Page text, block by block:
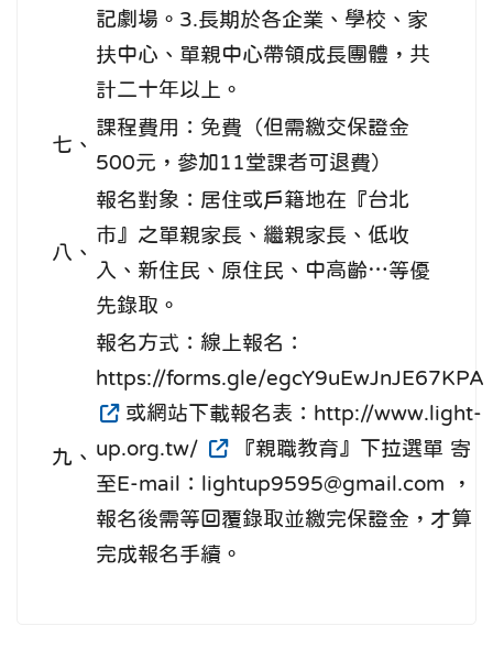
記劇場。3.長期於各企業、學校、家
扶中心、單親中心帶領成長團體，共
計二十年以上。
七、
課程費用：免費（但需繳交保證金
500元，參加11堂課者可退費）
八、
報名對象：居住或戶籍地在『台北
巿』之單親家長、繼親家長、低收
入、新住民、原住民、中高齡…等優
先錄取。
九、
報名方式：線上報名：
https://forms.gle/egcY9uEwJnJE67KPA
或網站下載報名表：http://www.light-
up.org.tw/
『親職教育』下拉選單 寄
至E-mail：lightup9595@gmail.com ，
報名後需等回覆錄取並繳完保證金，才算
完成報名手續。